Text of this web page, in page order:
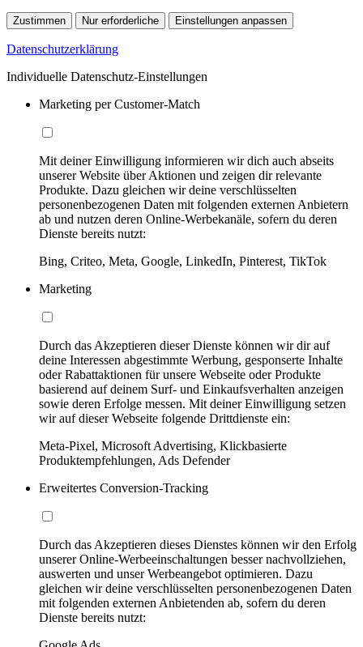
Zustimmen Nur erforderliche Einstellungen anpassen
Datenschutzerklärung
Individuelle Datenschutz-Einstellungen
Marketing per Customer-Match
Mit deiner Einwilligung informieren wir dich auch abseits
unserer Website über Aktionen und zeigen dir relevante
Produkte. Dazu gleichen wir deine verschlüsselten
personenbezogenen Daten mit folgenden externen Anbietern
ab und nutzen deren Online-Werbekanäle, sofern du deren
Dienste bereits nutzt:
Bing, Criteo, Meta, Google, LinkedIn, Pinterest, TikTok
Marketing
Durch das Akzeptieren dieser Dienste können wir dir auf
deine Interessen abgestimmte Werbung, gesponserte Inhalte
oder Rabattaktionen für unsere Webseite oder Produkte
basierend auf deinem Surf- und Einkaufsverhalten anzeigen
sowie deren Erfolge messen. Mit deiner Einwilligung setzen
wir auf dieser Webseite folgende Drittdienste ein:
Meta-Pixel, Microsoft Advertising, Klickbasierte
Produktempfehlungen, Ads Defender
Erweitertes Conversion-Tracking
Durch das Akzeptieren dieses Dienstes können wir den Erfolg
unserer Online-Werbeeinschaltungen besser nachvollziehen,
auswerten und unser Werbeangebot optimieren. Dazu
gleichen wir deine verschlüsselten personenbezogenen Daten
mit folgenden externen Anbietenden ab, sofern du deren
Dienste bereits nutzt: